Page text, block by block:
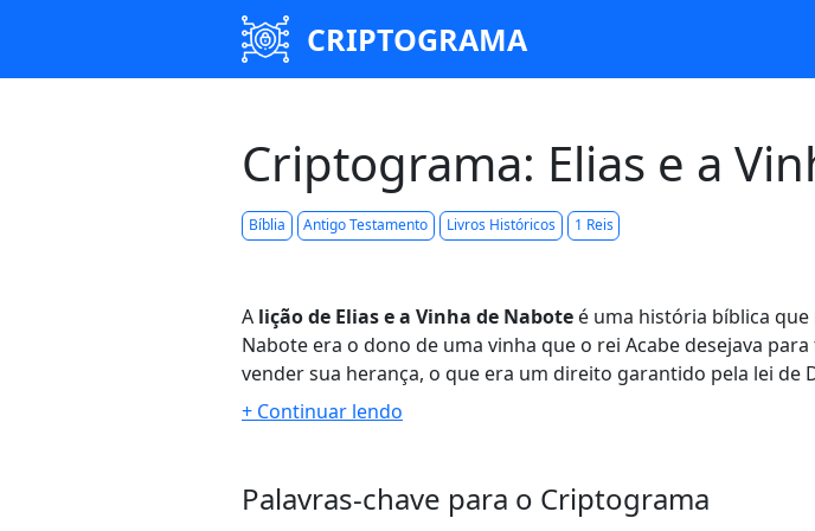
CRIPTOGRAMA
Criptograma: Elias e a
Bíblia Antigo Testamento Livros Históricos 1 Reis
A lição de Elias e a Vinha de Nabote é uma história bíblica
Nabote era o dono de uma vinha que o rei Acabe desejava
vender sua herança, o que era um direito garantido pela lei de
Acabe ficoudescontente e frustrado
Após a morte de Nabote, Acabe tomou posse da vinha. Deus
Palavras-chave para o Criptograma